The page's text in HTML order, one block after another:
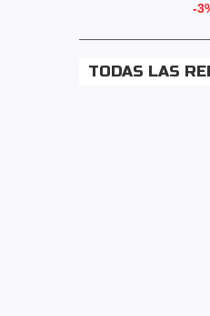
-
TODAS LAS